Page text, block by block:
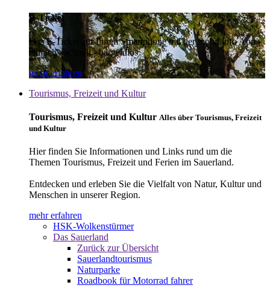
E-Ticket
Das E-Ticket auf Ihrem Smartphone mit der mobil info App -
einfach - schnell - bargeldlos
mehr erfahren
Tourismus, Freizeit und Kultur
Tourismus, Freizeit und Kultur Alles über Tourismus, Freizeit
und Kultur
Hier finden Sie Informationen und Links rund um die
Themen Tourismus, Freizeit und Ferien im Sauerland.
Entdecken und erleben Sie die Vielfalt von Natur, Kultur und
Menschen in unserer Region.
mehr erfahren
HSK-Wolkenstürmer
Das Sauerland
Zurück zur Übersicht
Sauerlandtourismus
Naturparke
Roadbook für Motorrad fahrer